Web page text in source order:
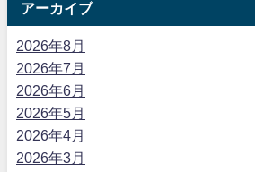
アーカイブ
2026年8月
2026年7月
2026年6月
2026年5月
2026年4月
2026年3月